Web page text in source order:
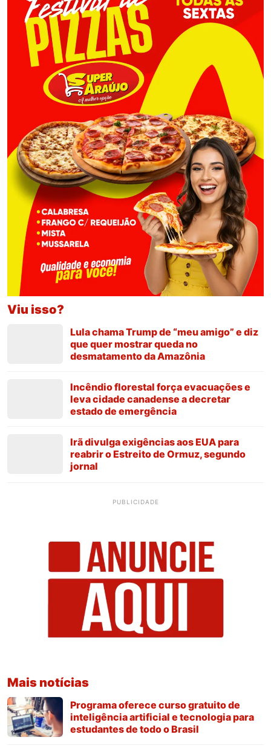
Viu isso?
Lula chama Trump de “meu amigo” e diz
que quer mostrar queda no
desmatamento da Amazônia
Incêndio florestal força evacuações e
leva cidade canadense a decretar
estado de emergência
Irã divulga exigências aos EUA para
reabrir o Estreito de Ormuz, segundo
jornal
PUBLICIDADE
Mais notícias
Programa oferece curso gratuito de
inteligência artificial e tecnologia para
estudantes de todo o Brasil